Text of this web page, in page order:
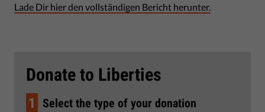
Lade Dir hier den vollständigen Bericht herunter.
Donate to Liberties
1 Select the type of your donation